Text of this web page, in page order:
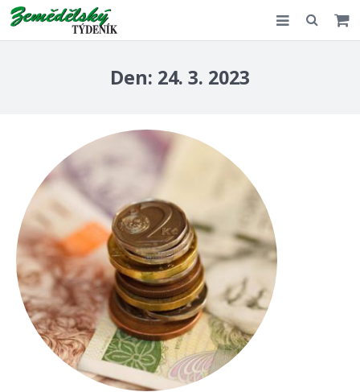
Kontakt
Den: 24. 3. 2023